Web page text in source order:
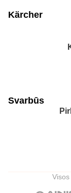
Kärcher
Svarbūs